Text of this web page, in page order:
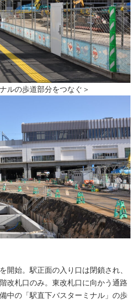
ルの歩道部分をつなぐ＞
開始。駅正面の入り口は閉鎖され、
改札口のみ。東改札口に向かう通路
中の「駅直下バスターミナル」の歩